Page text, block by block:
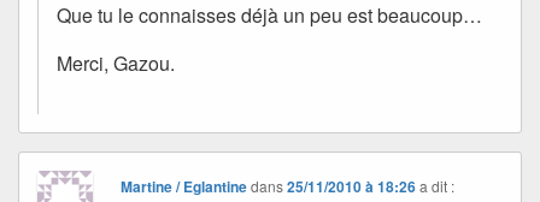
Que tu le connaisses déjà un peu est beaucoup…
Merci, Gazou.
Martine / Eglantinedans25/11/2010 à 18:26 a dit :